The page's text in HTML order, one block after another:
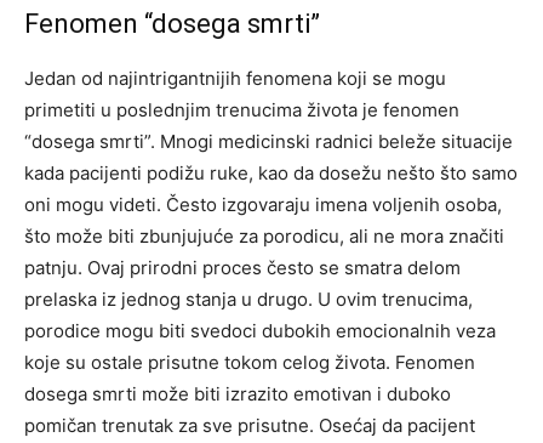
Fenomen “dosega smrti”
Jedan od najintrigantnijih fenomena koji se mogu
primetiti u poslednjim trenucima života je fenomen
“dosega smrti”. Mnogi medicinski radnici beleže situacije
kada pacijenti podižu ruke, kao da dosežu nešto što samo
oni mogu videti. Često izgovaraju imena voljenih osoba,
što može biti zbunjujuće za porodicu, ali ne mora značiti
patnju. Ovaj prirodni proces često se smatra delom
prelaska iz jednog stanja u drugo. U ovim trenucima,
porodice mogu biti svedoci dubokih emocionalnih veza
koje su ostale prisutne tokom celog života. Fenomen
dosega smrti može biti izrazito emotivan i duboko
pomičan trenutak za sve prisutne. Osećaj da pacijent